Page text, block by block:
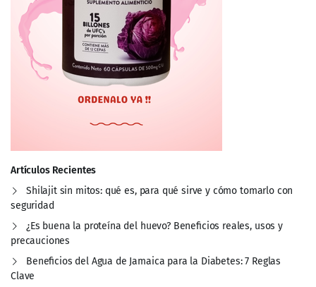
Artículos Recientes
Shilajit sin mitos: qué es, para qué sirve y cómo tomarlo con
seguridad
¿Es buena la proteína del huevo? Beneficios reales, usos y
precauciones
Beneficios del Agua de Jamaica para la Diabetes: 7 Reglas
Clave